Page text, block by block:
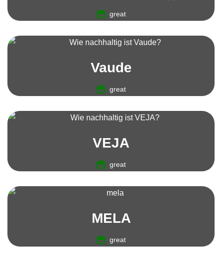
great
Vaude
great
VEJA
great
MELA
great